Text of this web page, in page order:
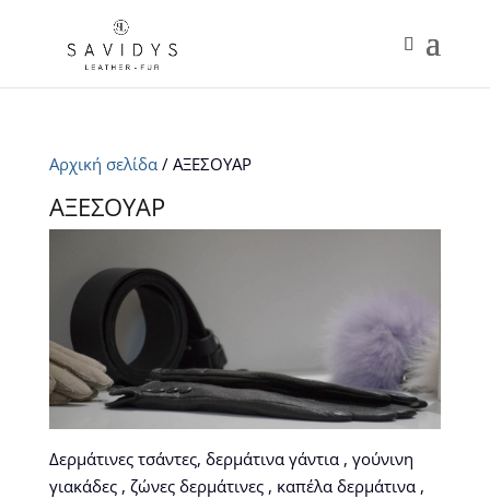
Αρχική σελίδα/ ΑΞΕΣΟΥΑΡ
ΑΞΕΣΟΥΑΡ
Δερμάτινες τσάντες, δερμάτινα γάντια , γούνινη
γιακάδες , ζώνες δερμάτινες , καπέλα δερμάτινα ,